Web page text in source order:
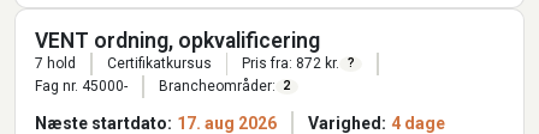
VENT ordning, opkvalificering
7 hold Certifikatkursus Pris fra: 872 kr. ?
Fag nr. 45000- Brancheområder: 2
Næste startdato: 17. aug 2026 Varighed: 4 dage